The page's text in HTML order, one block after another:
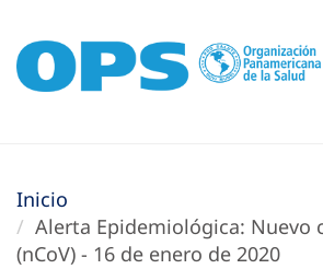
Inicio
Alerta Epidemiológica: Nuevo
(nCoV) - 16 de enero de 2020